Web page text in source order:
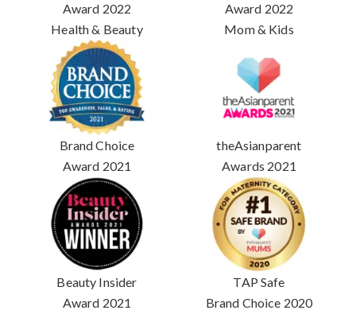
Award 2022
Health & Beauty
Award 2022
Mom & Kids
Brand Choice
Award 2021
theAsianparent
Awards 2021
Beauty Insider
Award 2021
TAP Safe
Brand Choice 2020